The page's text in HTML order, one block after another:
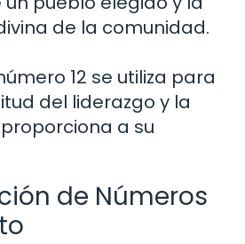
de la comunidad.
12 se utiliza para
del liderazgo y la
a su
de Números